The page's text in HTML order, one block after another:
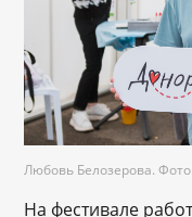
Любовь Белозерова.
На фестивале